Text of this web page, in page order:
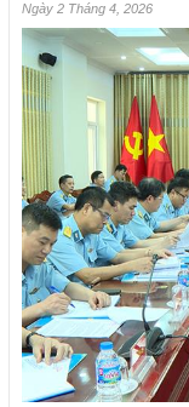
Ngày 2 Tháng 4, 2026